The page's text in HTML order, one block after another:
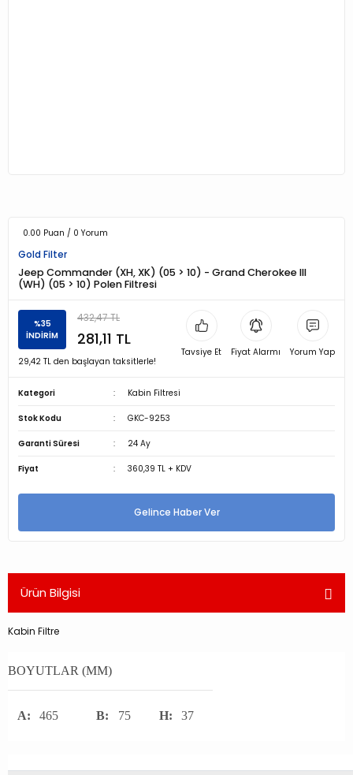
0.00 Puan / 0 Yorum
Gold Filter
Jeep Commander (XH, XK) (05 > 10) - Grand Cherokee III
(WH) (05 > 10) Polen Filtresi
%35
İNDİRİM
432,47 TL
281,11 TL
29,42 TL den başlayan taksitlerle!
Tavsiye Et Fiyat Alarmı Yorum Yap
Kategori Kabin Filtresi
Stok Kodu GKC-9253
Garanti Süresi 24 Ay
Fiyat 360,39 TL + KDV
Gelince Haber Ver
Ürün Bilgisi
Kabin Filtre
BOYUTLAR (MM)
A: 465 B: 75 H: 37